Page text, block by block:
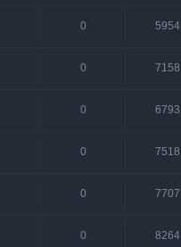
0 5954
0 7158
0 6793
0 7518
0 7707
0 8264